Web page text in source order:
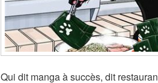
Qui dit manga à succès, dit